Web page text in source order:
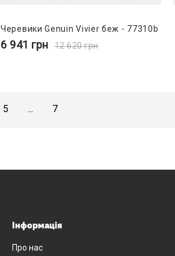
Черевики Genuin Vivier беж - 77310b
6 941 грн 12 620грн
5 ... 7
Інформація
Про нас